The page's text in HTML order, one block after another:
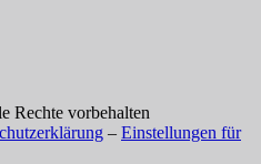
Rechte vorbehalten
– Einstellungen für